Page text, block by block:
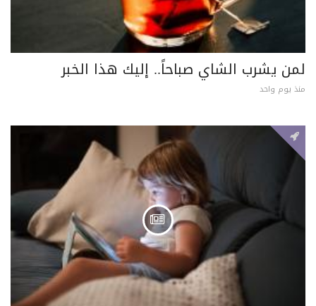
لمن يشرب الشاي صباحاً.. إليك هذا الخبر
منذ يوم واحد